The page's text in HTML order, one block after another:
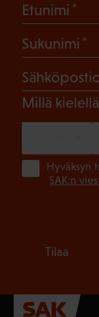
Etunimi
Sukunimi
Millä
Hyväksyn
SAK:n
Tilaa